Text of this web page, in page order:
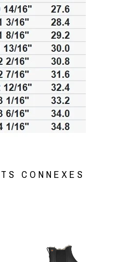
CONNEXES